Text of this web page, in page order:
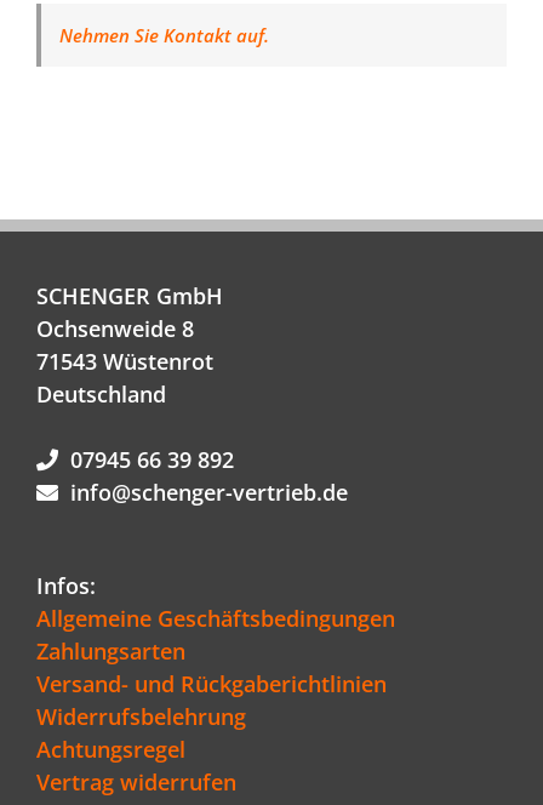
Nehmen Sie Kontakt auf.
SCHENGER GmbH
Ochsenweide 8
71543 Wüstenrot
Deutschland
07945 66 39 892
info@schenger-vertrieb.de
Infos:
Allgemeine Geschäftsbedingungen
Zahlungsarten
Versand- und Rückgaberichtlinien
Widerrufsbelehrung
Achtungsregel
Vertrag widerrufen